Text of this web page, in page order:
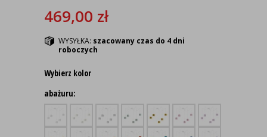
469,00 zł
WYSYŁKA: szacowany czas do 4 dni
roboczych
Wybierz kolor
abażuru: